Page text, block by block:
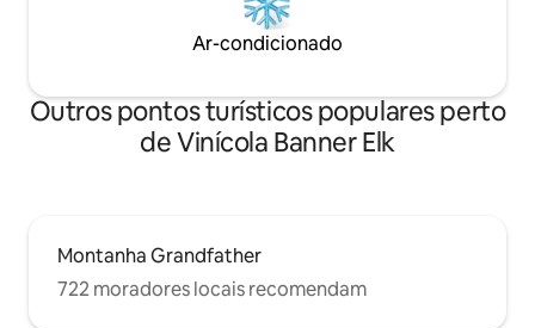
Ar-condicionado
Outros pontos turísticos populares perto
de Vinícola Banner Elk
Montanha Grandfather
722 moradores locais recomendam